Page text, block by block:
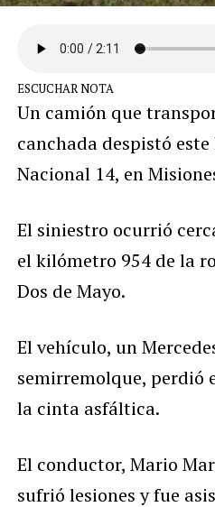
ESCUCHAR NOTA
Un camión que
canchada despistó
Nacional 14, en
El siniestro ocurrió
el kilómetro 954 de la
Dos de Mayo.
El vehículo, un
semirremolque, perdió
la cinta asfáltica.
El conductor, Mario
sufrió lesiones y fue